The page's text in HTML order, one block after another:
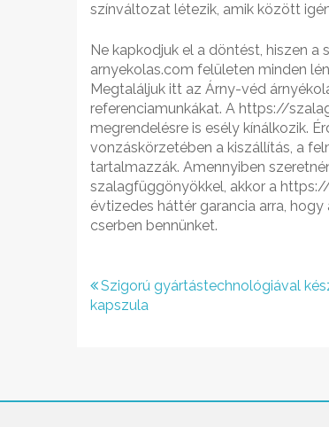
színváltozat létezik, amik között
Ne kapkodjuk el a döntést, hiszen
arnyekolas.com felületen minden
Megtaláljuk itt az Árny-véd
referenciamunkákat. A https://
megrendelésre is esély kínálkozik.
vonzáskörzetében a kiszállítás, a
tartalmazzák. Amennyiben
szalagfüggönyökkel, akkor a
évtizedes háttér garancia arra,
cserben bennünket.
Bejegyzés
navigáció
Szigorú gyártástechnológiával
kapszula